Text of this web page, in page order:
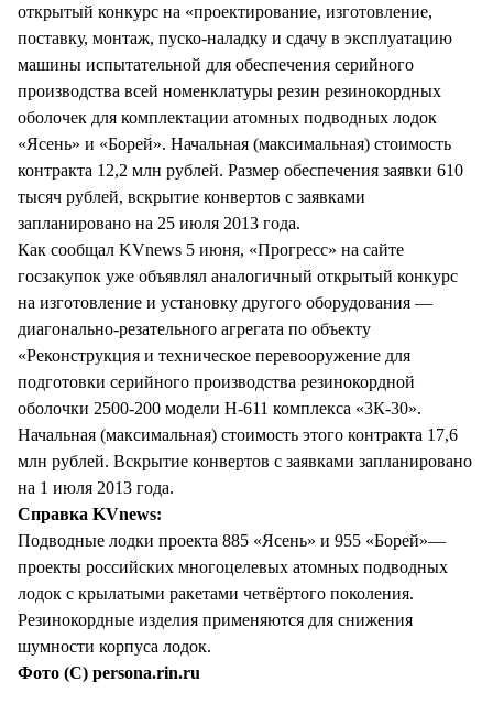
открытый конкурс на «проектирование, изготовление,
поставку, монтаж, пуско-наладку и сдачу в эксплуатацию
машины испытательной для обеспечения серийного
производства всей номенклатуры резин резинокордных
оболочек для комплектации атомных подводных лодок
«Ясень» и «Борей». Начальная (максимальная) стоимость
контракта 12,2 млн рублей. Размер обеспечения заявки 610
тысяч рублей, вскрытие конвертов с заявками
запланировано на 25 июля 2013 года.
Как сообщал KVnews 5 июня, «Прогресс» на сайте
госзакупок уже объявлял аналогичный открытый конкурс
на изготовление и установку другого оборудования —
диагонально-резательного агрегата по объекту
«Реконструкция и техническое перевооружение для
подготовки серийного производства резинокордной
оболочки 2500-200 модели Н-611 комплекса «3К-30».
Начальная (максимальная) стоимость этого контракта 17,6
млн рублей. Вскрытие конвертов с заявками запланировано
на 1 июля 2013 года.
Справка KVnews:
Подводные лодки проекта 885 «Ясень» и 955 «Борей»—
проекты российских многоцелевых атомных подводных
лодок c крылатыми ракетами четвёртого поколения.
Резинокордные изделия применяются для снижения
шумности корпуса лодок.
Фото (С) persona.rin.ru